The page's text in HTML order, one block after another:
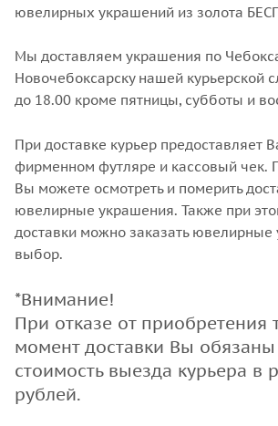
ювелирных украшений из золота
Мы доставляем украшения по
Новочебоксарску нашей курьерской
до 18.00 кроме пятницы, субботы и
При доставке курьер предоставляет
фирменном футляре и кассовый чек.
Вы можете осмотреть и померить
ювелирные украшения. Также при
доставки можно заказать ювелирные
выбор.
*Внимание!
При отказе от приобретения
момент доставки Вы обязаны
стоимость выезда курьера в
рублей.